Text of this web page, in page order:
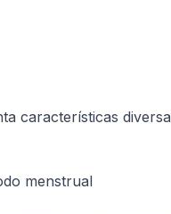
características
menstrual